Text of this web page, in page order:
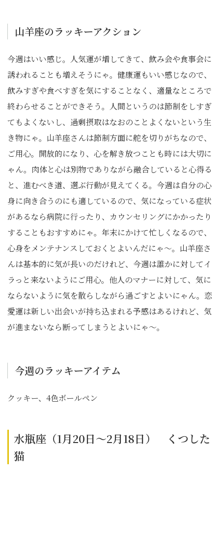
山羊座のラッキーアクション
今週はいい感じ。人気運が増してきて、飲み会や食事会に
誘われることも増えそうにゃ。健康運もいい感じなので、
飲みすぎや食べすぎを気にすることなく、適量なところで
終わらせることができそう。人間というのは節制をしすぎ
てもよくないし、過剰摂取はなおのことよくないという生
き物にゃ。山羊座さんは節制方面に舵を切りがちなので、
ご用心。開放的になり、心を解き放つことも時には大切に
ゃん。肉体と心は別物でありながら融合していると心得る
と、進むべき道、選ぶ行動が見えてくる。今週は自分の心
身に向き合うのにも適しているので、気になっている症状
があるなら病院に行ったり、カウンセリングにかかったり
することもおすすめにゃ。年末にかけて忙しくなるので、
心身をメンテナンスしておくとよいんだにゃ～。山羊座さ
んは基本的に気が長いのだけれど、今週は誰かに対してイ
ラっと来ないようにご用心。他人のマナーに対して、気に
ならないように気を散らしながら過ごすとよいにゃん。恋
愛運は新しい出会いが持ち込まれる予感はあるけれど、気
が進まないなら断ってしまうとよいにゃ～。
今週のラッキーアイテム
クッキー、 4色ボールペン
水瓶座（1月20日～2月18日） くつした
猫